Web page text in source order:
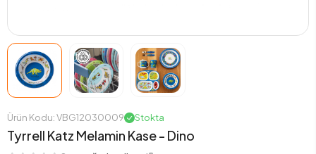
Ürün Kodu: VBG12030009 Stokta
Tyrrell Katz Melamin Kase - Dino